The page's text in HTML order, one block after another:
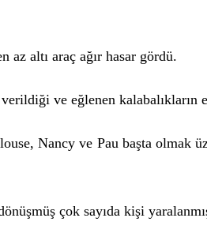
altı araç ağır hasar gördü.
ve eğlenen kalabalıkların
Nancy ve Pau başta olmak
çok sayıda kişi